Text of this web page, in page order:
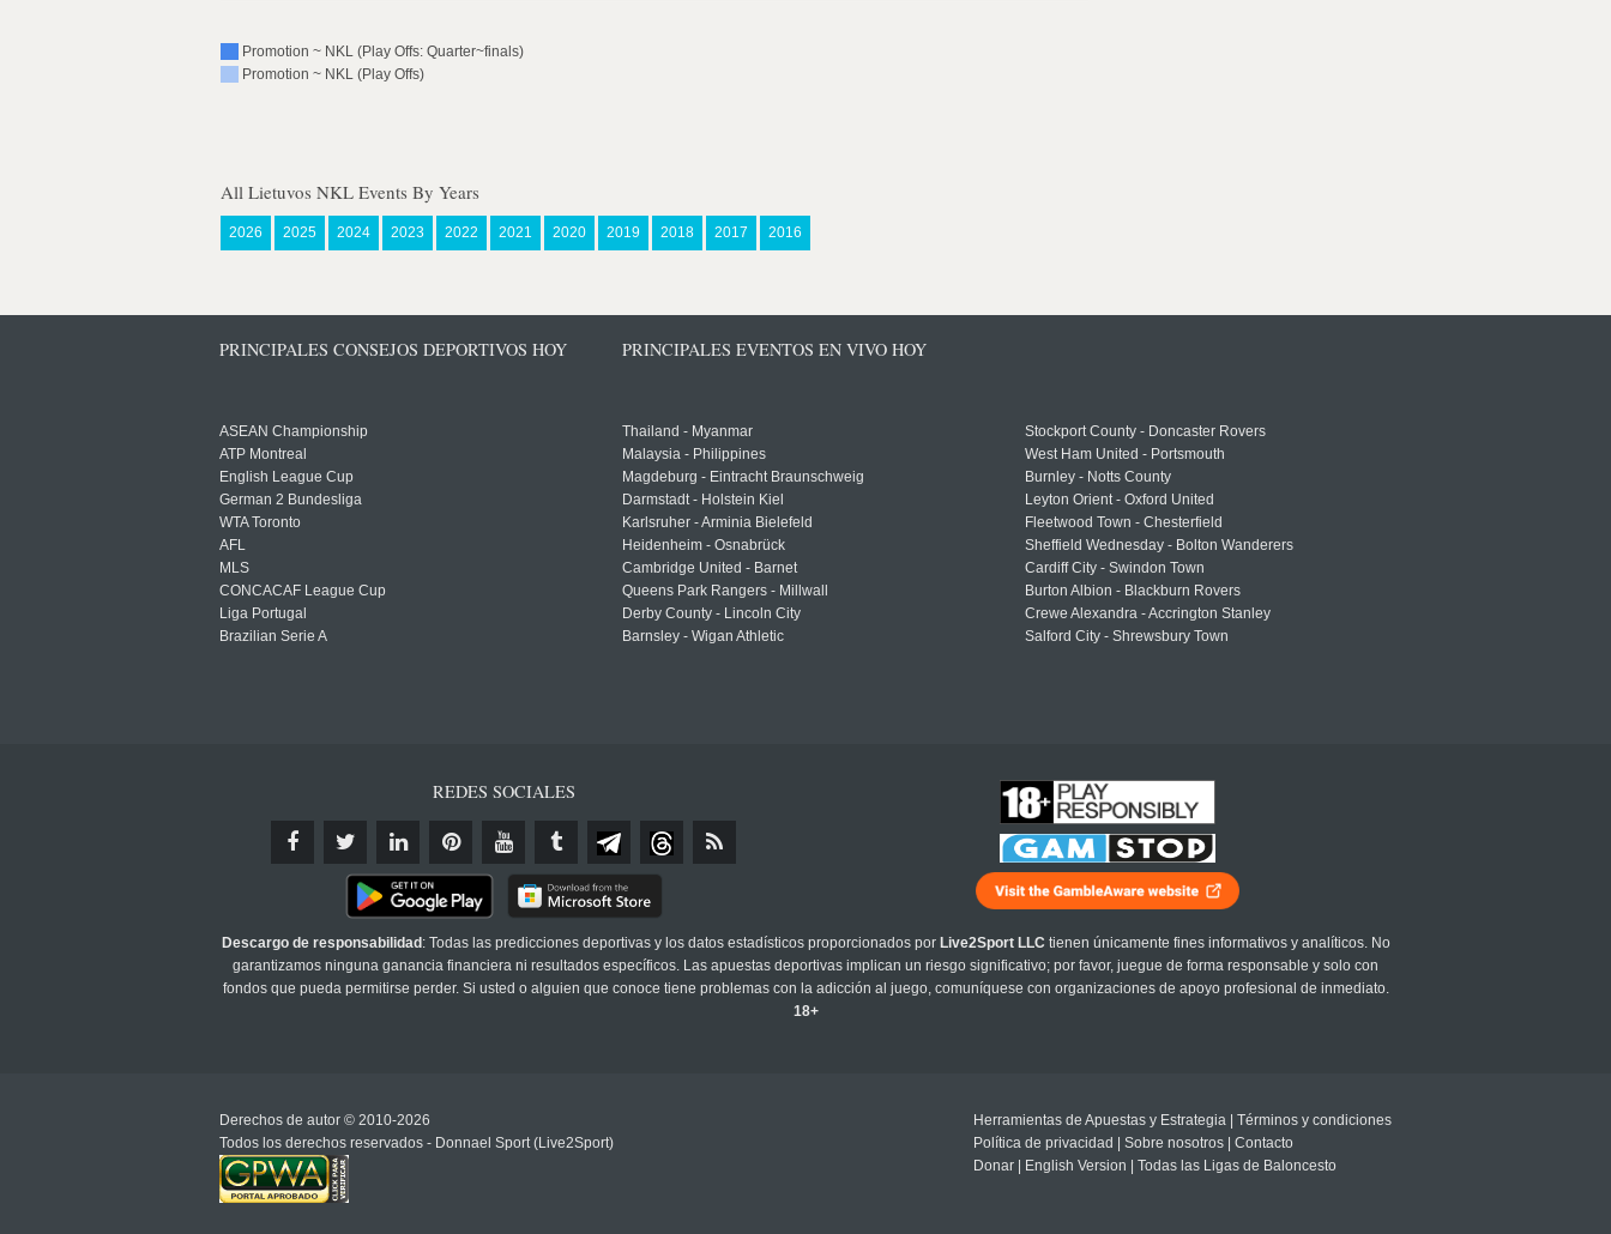
Promotion ~ NKL (Play Offs: Quarter~finals)
Promotion ~ NKL (Play Offs)
All Lietuvos NKL Events By Years
2026 2025 2024 2023 2022 2021 2020 2019 2018 2017 2016
PRINCIPALES CONSEJOS DEPORTIVOS HOY
ASEAN Championship
ATP Montreal
English League Cup
German 2 Bundesliga
WTA Toronto
AFL
MLS
CONCACAF League Cup
Liga Portugal
Brazilian Serie A
PRINCIPALES EVENTOS EN VIVO HOY
Thailand - Myanmar
Malaysia - Philippines
Magdeburg - Eintracht Braunschweig
Darmstadt - Holstein Kiel
Karlsruher - Arminia Bielefeld
Heidenheim - Osnabrück
Cambridge United - Barnet
Queens Park Rangers - Millwall
Derby County - Lincoln City
Barnsley - Wigan Athletic
Stockport County - Doncaster Rovers
West Ham United - Portsmouth
Burnley - Notts County
Leyton Orient - Oxford United
Fleetwood Town - Chesterfield
Sheffield Wednesday - Bolton Wanderers
Cardiff City - Swindon Town
Burton Albion - Blackburn Rovers
Crewe Alexandra - Accrington Stanley
Salford City - Shrewsbury Town
REDES SOCIALES
Descargo de responsabilidad : Todas las predicciones deportivas y los datos estadísticos proporcionados por Live2Sport LLC tienen únicamente fines informativos y analíticos. No
garantizamos ninguna ganancia financiera ni resultados específicos. Las apuestas deportivas implican un riesgo significativo; por favor, juegue de forma responsable y solo con
fondos que pueda permitirse perder. Si usted o alguien que conoce tiene problemas con la adicción al juego, comuníquese con organizaciones de apoyo profesional de inmediato.
18+
Derechos de autor © 2010-2026
Todos los derechos reservados - Donnael Sport (Live2Sport)
Herramientas de Apuestas y Estrategia
Términos y condiciones
Política de privacidad
Sobre nosotros
Contacto
Donar
English Version Todas las Ligas de Baloncesto